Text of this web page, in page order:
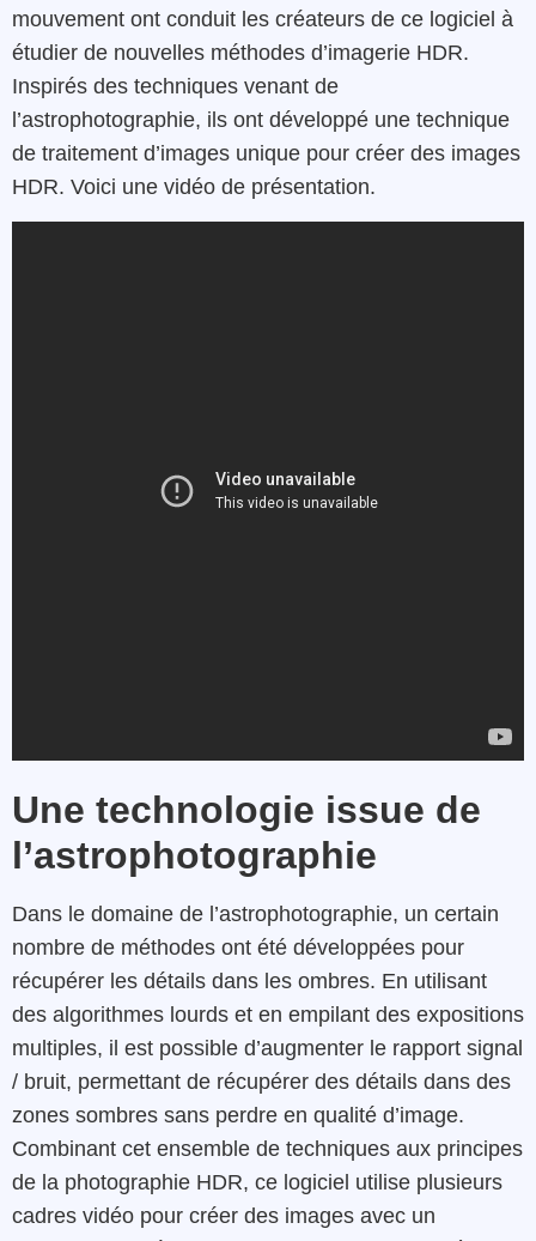
mouvement ont conduit les créateurs de ce logiciel à
étudier de nouvelles méthodes d’imagerie HDR.
Inspirés des techniques venant de
l’astrophotographie, ils ont développé une technique
de traitement d’images unique pour créer des images
HDR. Voici une vidéo de présentation.
Une technologie issue de
l’astrophotographie
Dans le domaine de l’astrophotographie, un certain
nombre de méthodes ont été développées pour
récupérer les détails dans les ombres. En utilisant
des algorithmes lourds et en empilant des expositions
multiples, il est possible d’augmenter le rapport signal
/ bruit, permettant de récupérer des détails dans des
zones sombres sans perdre en qualité d’image.
Combinant cet ensemble de techniques aux principes
de la photographie HDR, ce logiciel utilise plusieurs
cadres vidéo pour créer des images avec un